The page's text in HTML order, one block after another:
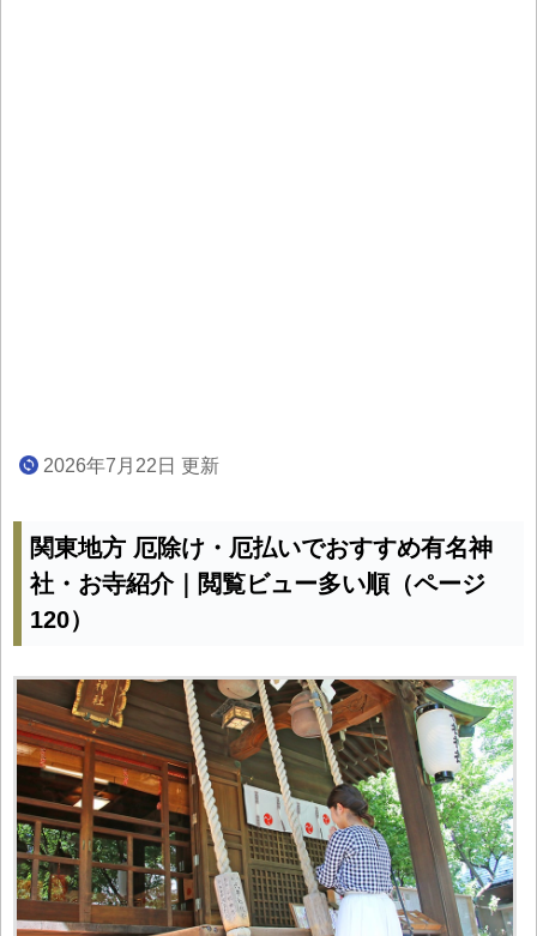
2026年7月22日 更新
関東地方 厄除け・厄払いでおすすめ有名神
社・お寺紹介｜閲覧ビュー多い順（ページ
120）